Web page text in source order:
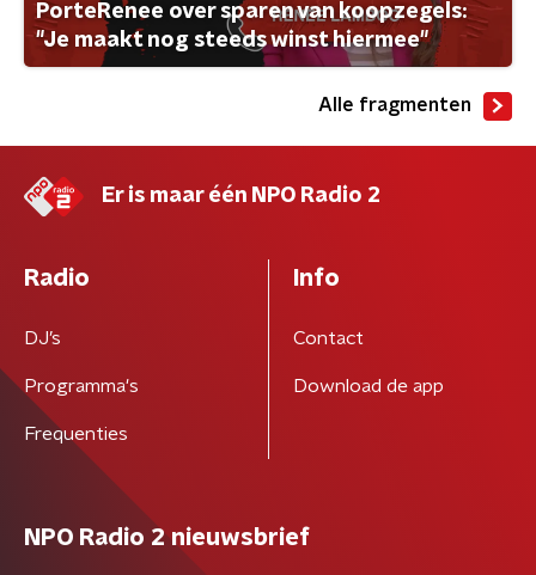
PorteRenee over sparen van koopzegels:
"Je maakt nog steeds winst hiermee"
Alle fragmenten
Er is maar één NPO Radio 2
Radio
DJ’s
Programma's
Frequenties
Info
Contact
Download de app
NPO Radio 2 nieuwsbrief